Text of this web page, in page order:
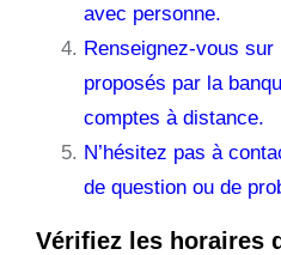
avec personne.
Renseignez-vous
proposés par la
comptes à distance.
N’hésitez pas à
de question ou de
Vérifiez les horaires